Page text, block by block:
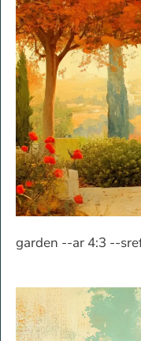
garden --ar 4:3 --